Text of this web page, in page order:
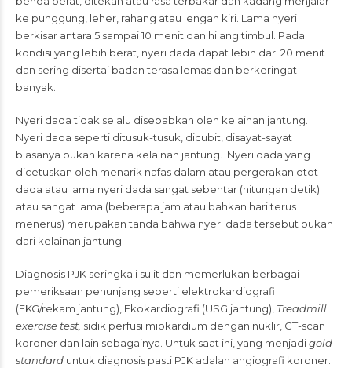
ke punggung, leher, rahang atau lengan kiri. Lama nyeri
berkisar antara 5 sampai 10 menit dan hilang timbul. Pada
kondisi yang lebih berat, nyeri dada dapat lebih dari 20 menit
dan sering disertai badan terasa lemas dan berkeringat
banyak.
Nyeri dada tidak selalu disebabkan oleh kelainan jantung.
Nyeri dada seperti ditusuk-tusuk, dicubit, disayat-sayat
biasanya bukan karena kelainan jantung. Nyeri dada yang
dicetuskan oleh menarik nafas dalam atau pergerakan otot
dada atau lama nyeri dada sangat sebentar (hitungan detik)
atau sangat lama (beberapa jam atau bahkan hari terus
menerus) merupakan tanda bahwa nyeri dada tersebut bukan
dari kelainan jantung.
Diagnosis PJK seringkali sulit dan memerlukan berbagai
pemeriksaan penunjang seperti elektrokardiografi
(EKG/rekam jantung), Ekokardiografi (USG jantung), Treadmill
exercise test, sidik perfusi miokardium dengan nuklir, CT-scan
koroner dan lain sebagainya. Untuk saat ini, yang menjadigold
standard untuk diagnosis pasti PJK adalah angiografi koroner.